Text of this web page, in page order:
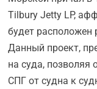
Tilbury Jetty LP,
будет
Данный проект,
на суда, позволяя
СПГ от судна к